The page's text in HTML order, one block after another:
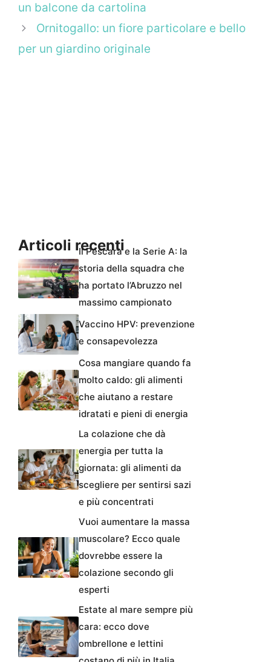
un balcone da cartolina
Ornitogallo: un fiore particolare e bello
per un giardino originale
Articoli recentiIl Pescara e la Serie A: la
storia della squadra che
ha portato l’Abruzzo nel
massimo campionato
Vaccino HPV: prevenzione
e consapevolezza
Cosa mangiare quando fa
molto caldo: gli alimenti
che aiutano a restare
idratati e pieni di energia
La colazione che dà
energia per tutta la
giornata: gli alimenti da
scegliere per sentirsi sazi
e più concentrati
Vuoi aumentare la massa
muscolare? Ecco quale
dovrebbe essere la
colazione secondo gli
esperti
Estate al mare sempre più
cara: ecco dove
ombrellone e lettini